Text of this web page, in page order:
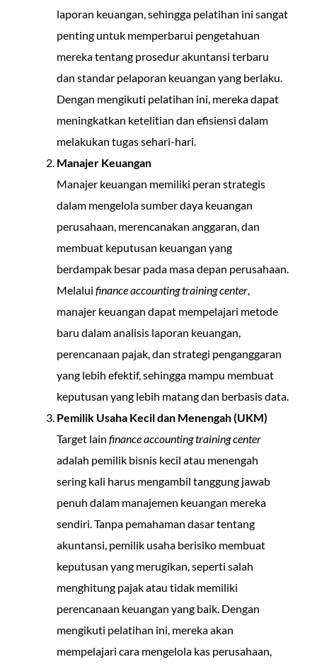
laporan keuangan, sehingga pelatihan ini sangat
penting untuk memperbarui pengetahuan
mereka tentang prosedur akuntansi terbaru
dan standar pelaporan keuangan yang berlaku.
Dengan mengikuti pelatihan ini, mereka dapat
meningkatkan ketelitian dan efisiensi dalam
melakukan tugas sehari-hari.
Manajer Keuangan
Manajer keuangan memiliki peran strategis
dalam mengelola sumber daya keuangan
perusahaan, merencanakan anggaran, dan
membuat keputusan keuangan yang
berdampak besar pada masa depan perusahaan.
Melalui finance accounting training center
manajer keuangan dapat mempelajari metode
baru dalam analisis laporan keuangan,
perencanaan pajak, dan strategi penganggaran
yang lebih efektif, sehingga mampu membuat
keputusan yang lebih matang dan berbasis data.
Pemilik Usaha Kecil dan Menengah (UKM)
Target lain finance accounting training center
adalah pemilik bisnis kecil atau menengah
sering kali harus mengambil tanggung jawab
penuh dalam manajemen keuangan mereka
sendiri. Tanpa pemahaman dasar tentang
akuntansi, pemilik usaha berisiko membuat
keputusan yang merugikan, seperti salah
menghitung pajak atau tidak memiliki
perencanaan keuangan yang baik. Dengan
mengikuti pelatihan ini, mereka akan
mempelajari cara mengelola kas perusahaan,